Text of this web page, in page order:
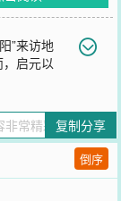
”来访地
启元以
复制分享
倒序